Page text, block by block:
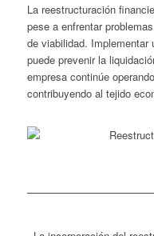
La reestructuración
pese a enfrentar
de viabilidad. Implementar
puede prevenir la
empresa continúe
contribuyendo al tejido